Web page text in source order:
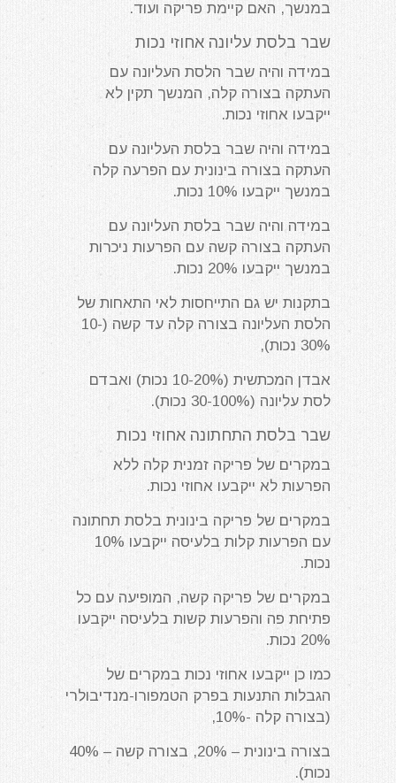
במנשך, האם קיימת פריקה ועוד.
שבר בלסת עליונה אחוזי נכות
במידה והיה שבר הלסת העליונה עם
העתקה בצורה קלה, המנשך תקין לא
ייקבעו אחוזי נכות.
במידה והיה שבר בלסת העליונה עם
העתקה בצורה בינונית עם הפרעה קלה
במנשך ייקבעו 10% נכות.
במידה והיה שבר בלסת העליונה עם
העתקה בצורה קשה עם הפרעות ניכרות
במנשך ייקבעו 20% נכות.
בתקנות יש גם התייחסות לאי התאחות של
הלסת העליונה בצורה קלה עד קשה (10-
30% נכות),
אבדן המכתשית (10-20% נכות) ואבדם
לסת עליונה (30-100% נכות).
שבר בלסת התחתונה אחוזי נכות
במקרים של פריקה זמנית קלה ללא
הפרעות לא ייקבעו אחוזי נכות.
במקרים של פריקה בינונית בלסת תחתונה
עם הפרעות קלות בלעיסה ייקבעו 10%
נכות.
במקרים של פריקה קשה, המופיעה עם כל
פתיחת פה והפרעות קשות בלעיסה ייקבעו
20% נכות.
כמו כן ייקבעו אחוזי נכות במקרים של
הגבלות התנעות בפרק הטמפורו-מנדיבולרי
(בצורה קלה -10%,
בצורה בינונית – 20%, בצורה קשה – 40%
נכות).